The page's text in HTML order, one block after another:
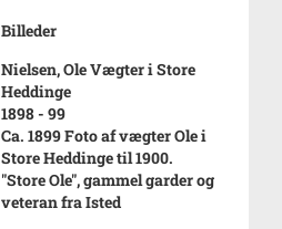
Billeder
Nielsen, Ole Vægter i Store
Heddinge
1898 - 99
Ca. 1899 Foto af vægter Ole i
Store Heddinge til 1900.
"Store Ole", gammel garder og
veteran fra Isted